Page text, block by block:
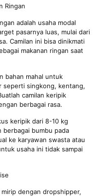
Ringan
adalah usaha modal
pasarnya luas, mulai dari
Camilan ini bisa dinikmati
makanan ringan saat
bahan mahal untuk
seperti singkong, kentang,
camilan keripik
berbagai rasa.
keripik dari 8-10 kg
berbagai bumbu pada
ke karyawan swasta atau
usaha ini tidak sampai
dengan dropshipper,